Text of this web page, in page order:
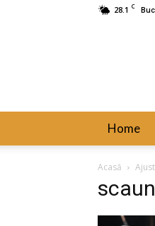
28.1 C
Home
Acasă